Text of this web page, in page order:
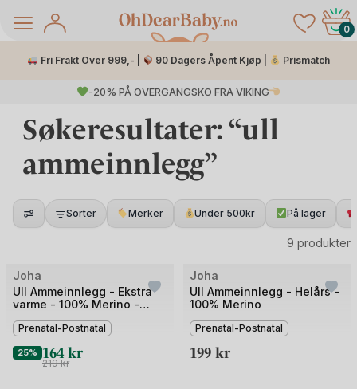
0
Fri Frakt Over 999,- | 90 Dagers Åpent Kjøp | Prismatch
-20% PÅ OVERGANGSKO FRA VIKING
Søkeresultater: “ull
ammeinnlegg”
Sorter Merker Under 500kr På lager
9 produkter
Joha
Ull Ammeinnlegg - Ekstra
varme - 100% Merino -
Prenatal-Postnatal
25% 164kr
219kr
Joha
Ull Ammeinnlegg - Helårs -
100% Merino
Prenatal-Postnatal
199 kr